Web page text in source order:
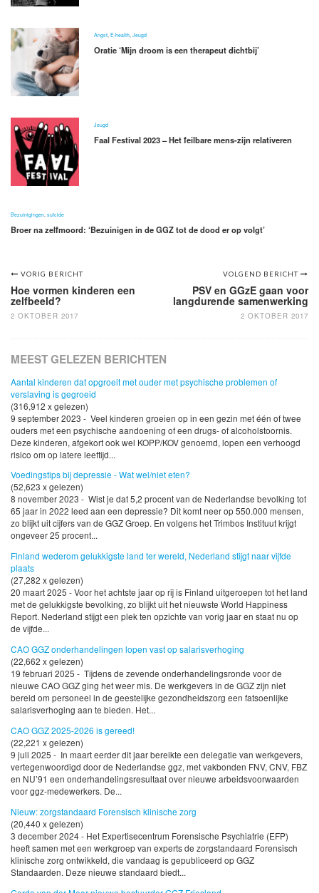
Angst E-health Jeugd
Oratie ‘Mijn droom is een therapeut dichtbij’
Jeugd
Faal Festival 2023 – Het feilbare mens-zijn relativeren
Bezuinigingen suïcide
Broer na zelfmoord: ‘Bezuinigen in de GGZ tot de dood er op volgt’
Bericht
navigatie
VOLGEND BERICHT
PSV en GGzE gaan voor
langdurende samenwerking
2 OKTOBER 2017
VORIG BERICHT
Hoe vormen kinderen een
zelfbeeld?
2 OKTOBER 2017
MEEST GELEZEN BERICHTEN
Aantal kinderen dat opgroeit met ouder met psychische problemen of
verslaving is gegroeid
(316,912 x gelezen)
9 september 2023 - Veel kinderen groeien op in een gezin met één of twee
ouders met een psychische aandoening of een drugs- of alcoholstoornis.
Deze kinderen, afgekort ook wel KOPP/KOV genoemd, lopen een verhoogd
risico om op latere leeftijd...
Voedingstips bij depressie - Wat wel/niet eten?
(52,623 x gelezen)
8 november 2023 - Wist je dat 5,2 procent van de Nederlandse bevolking tot
65 jaar in 2022 leed aan een depressie? Dit komt neer op 550.000 mensen,
zo blijkt uit cijfers van de GGZ Groep. En volgens het Trimbos Instituut krijgt
ongeveer 25 procent...
Finland wederom gelukkigste land ter wereld, Nederland stijgt naar vijfde
plaats
(27,282 x gelezen)
20 maart 2025 - Voor het achtste jaar op rij is Finland uitgeroepen tot het land
met de gelukkigste bevolking, zo blijkt uit het nieuwste World Happiness
Report. Nederland stijgt een plek ten opzichte van vorig jaar en staat nu op
de vijfde...
CAO GGZ onderhandelingen lopen vast op salarisverhoging
(22,662 x gelezen)
19 februari 2025 - Tijdens de zevende onderhandelingsronde voor de
nieuwe CAO GGZ ging het weer mis. De werkgevers in de GGZ zijn niet
bereid om personeel in de geestelijke gezondheidszorg een fatsoenlijke
salarisverhoging aan te bieden. Het...
CAO GGZ 2025-2026 is gereed!
(22,221 x gelezen)
9 juli 2025 - In maart eerder dit jaar bereikte een delegatie van werkgevers,
vertegenwoordigd door de Nederlandse ggz, met vakbonden FNV, CNV, FBZ
en NU’91 een onderhandelingsresultaat over nieuwe arbeidsvoorwaarden
voor ggz-medewerkers. De...
Nieuw: zorgstandaard Forensisch klinische zorg
(20,440 x gelezen)
3 december 2024 - Het Expertisecentrum Forensische Psychiatrie (EFP)
heeft samen met een werkgroep van experts de zorgstandaard Forensisch
klinische zorg ontwikkeld, die vandaag is gepubliceerd op GGZ
Standaarden. Deze nieuwe standaard biedt...